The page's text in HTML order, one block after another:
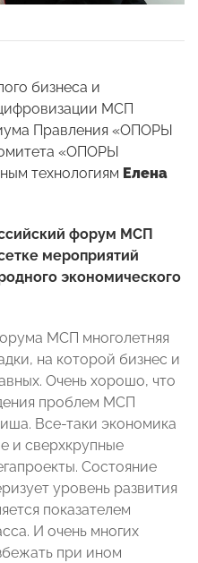
бизнеса и
МСП
Правления «ОПОРЫ
«ОПОРЫ
технологиям Елена
форум МСП
мероприятий
экономического
МСП многолетняя
на которой бизнес и
Очень хорошо, что
проблем МСП
Все-таки экономика
и сверхкрупные
Состояние
уровень развития
показателем
И очень многих
при ином